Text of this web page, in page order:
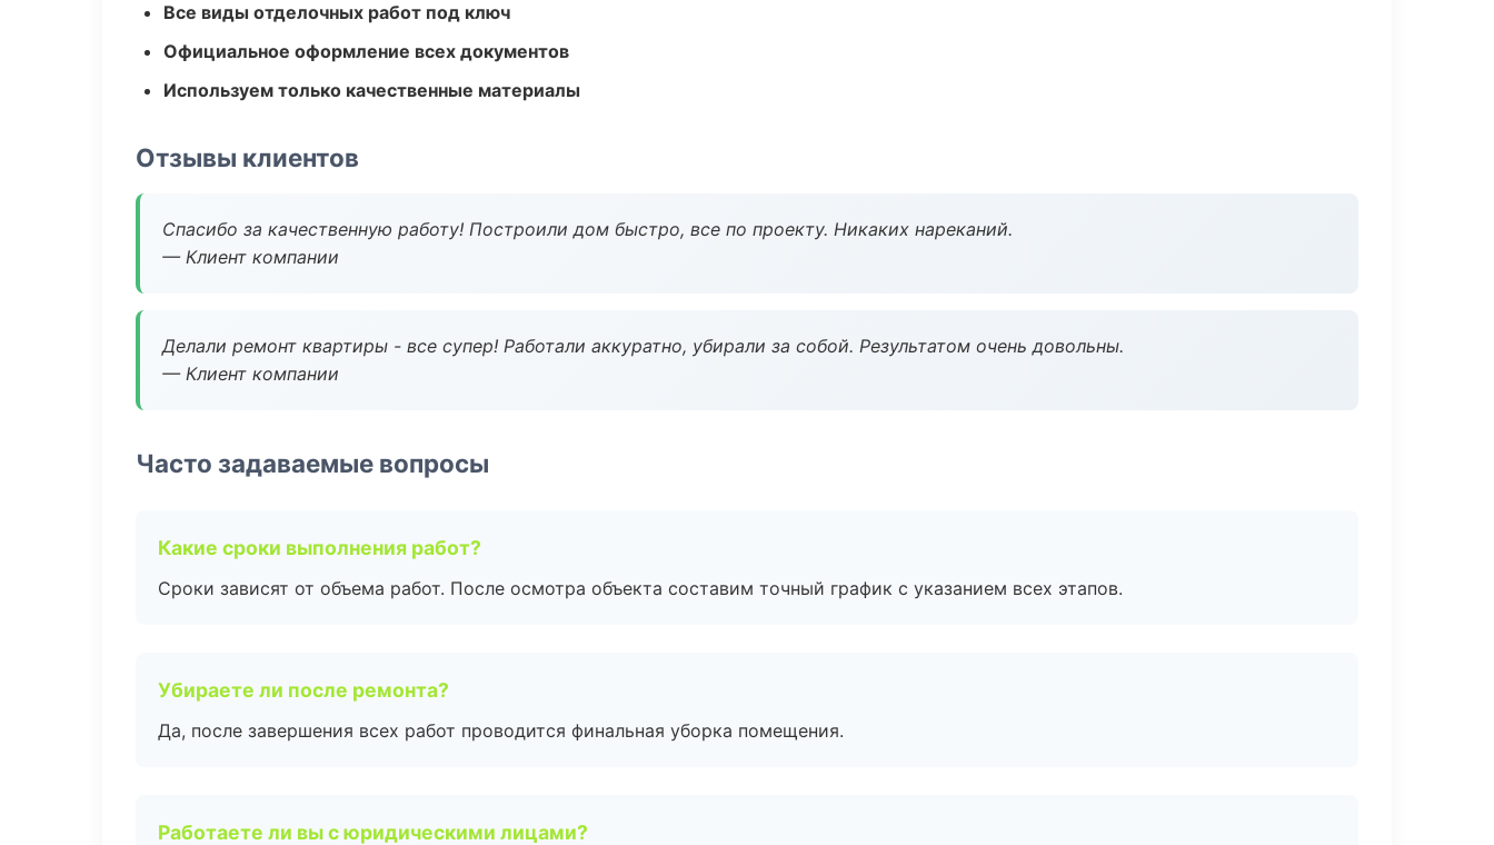
Все виды отделочных работ под ключ
Официальное оформление всех документов
Используем только качественные материалы
Отзывы клиентов
Спасибо за качественную работу! Построили дом быстро, все по проекту. Никаких нареканий.
— Клиент компании
Делали ремонт квартиры - все супер! Работали аккуратно, убирали за собой. Результатом очень довольны.
— Клиент компании
Часто задаваемые вопросы
Какие сроки выполнения работ?
Сроки зависят от объема работ. После осмотра объекта составим точный график с указанием всех этапов.
Убираете ли после ремонта?
Да, после завершения всех работ проводится финальная уборка помещения.
Работаете ли вы с юридическими лицами?